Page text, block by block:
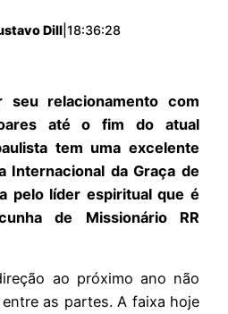
Dill 18:36:28
relacionamento com
até o fim do atual
tem uma excelente
Internacional da Graça de
pelo líder espiritual que é
de Missionário RR
ao próximo ano não
as partes. A faixa hoje